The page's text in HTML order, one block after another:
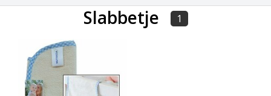
Slabbetje 1